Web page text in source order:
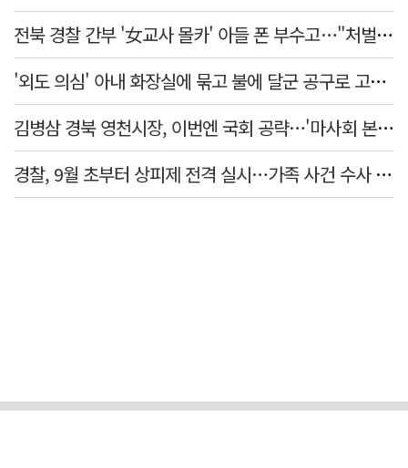
전북 경찰 간부 '女교사 몰카' 아들 폰 부수고…"처벌 못하는 사안" 내부망에 글
'외도 의심' 아내 화장실에 묶고 불에 달군 공구로 고문…남편 검거
김병삼 경북 영천시장, 이번엔 국회 공략…'마사회 본사 이전·광역교통망 확충' 요청
경찰, 9월 초부터 상피제 전격 실시…가족 사건 수사 못해